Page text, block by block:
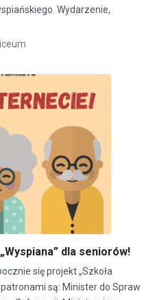
Wydarzenie,
dla seniorów!
się projekt „Szkoła
są: Minister do Spraw